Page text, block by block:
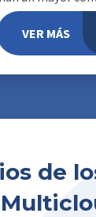
VER MÁS
de